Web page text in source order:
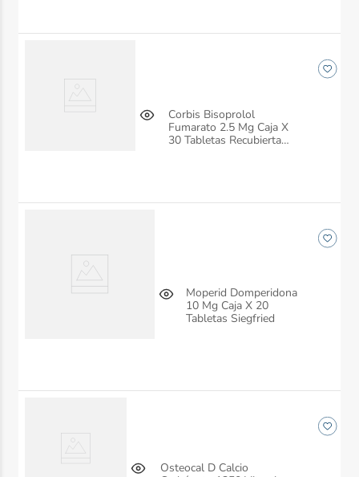
Corbis Bisoprolol
Fumarato 2.5 Mg Caja X
30 Tabletas Recubiertas
Moperid Domperidona
10 Mg Caja X 20
Tabletas Siegfried
Osteocal D Calcio